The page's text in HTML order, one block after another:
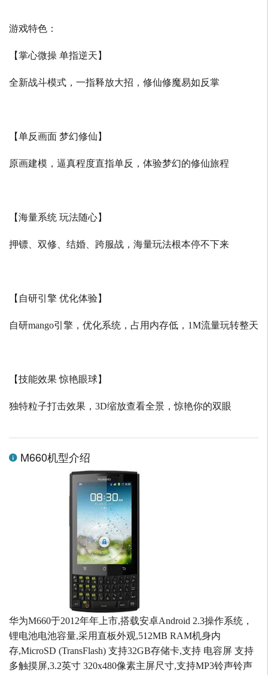
游戏特色：
【掌心微操 单指逆天】
全新战斗模式，一指释放大招，修仙修魔易如反掌
【单反画面 梦幻修仙】
原画建模，逼真程度直指单反，体验梦幻的修仙旅程
【海量系统 玩法随心】
押镖、双修、结婚、跨服战，海量玩法根本停不下来
【自研引擎 优化体验】
自研mango引擎，优化系统，占用内存低， 1M流量玩转整天
【技能效果 惊艳眼球】
独特粒子打击效果， 3D缩放查看全景，惊艳你的双眼
M660机型介绍
华为M660于2012年年上市,搭载安卓Android 2.3操作系统，
锂电池电池容量,采用直板外观,512MB RAM机身内
存,MicroSD (TransFlash) 支持32GB存储卡,支持 电容屏 支持
多触摸屏,3.2英寸 320x480像素主屏尺寸,支持MP3铃声铃声